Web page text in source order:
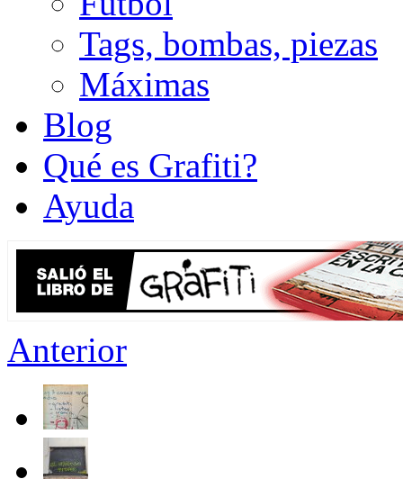
Tags, bombas, piezas
Máximas
Blog
Qué es Grafiti?
Ayuda
Anterior